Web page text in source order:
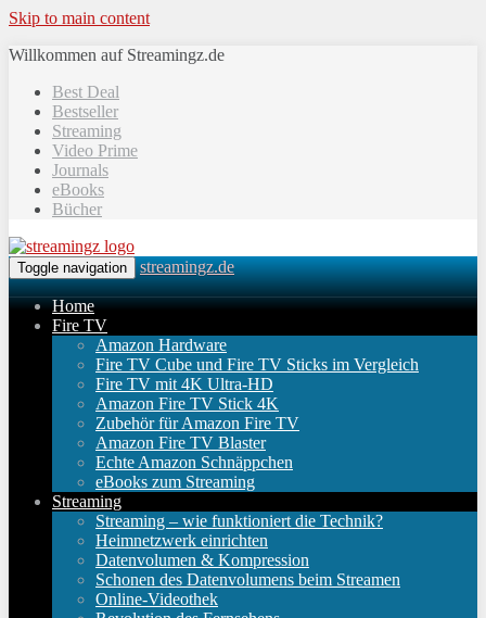
Skip to main content
Willkommen auf Streamingz.de
Best Deal
Bestseller
Streaming
Video Prime
Journals
eBooks
Bücher
Toggle navigation streamingz.de
Home
Fire TV
Amazon Hardware
Fire TV Cube und Fire TV Sticks im Vergleich
Fire TV mit 4K Ultra-HD
Amazon Fire TV Stick 4K
Zubehör für Amazon Fire TV
Amazon Fire TV Blaster
Echte Amazon Schnäppchen
eBooks zum Streaming
Streaming
Streaming – wie funktioniert die Technik?
Heimnetzwerk einrichten
Datenvolumen & Kompression
Schonen des Datenvolumens beim Streamen
Online-Videothek